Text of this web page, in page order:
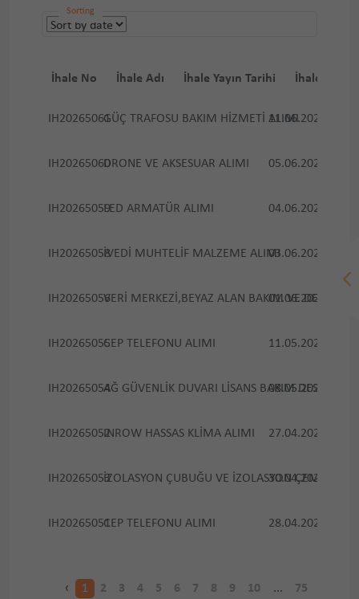
Sorting
İhale No İhale Adı İhale Yayın Tarihi İhale
IH20265061GÜÇ TRAFOSU BAKIM HİZMETİ ALIMI
11.06.2026
IH20265060DRONE VE AKSESUAR ALIMI 05.06.2026
IH20265059LED ARMATÜR ALIMI 04.06.2026
IH20265058İVEDİ MUHTELİF MALZEME ALIMI03.06.2026
IH20265056VERİ MERKEZİ,BEYAZ ALAN BAKIM VE DESTEK
01.06.2026
IH20265055CEP TELEFONU ALIMI 11.05.2026
IH20265054AĞ GÜVENLİK DUVARI LİSANS BAKIM DESTEK
08.05.2026
IH20265052INROW HASSAS KLİMA ALIMI 27.04.2026
IH20265053İZOLASYON ÇUBUĞU VE İZOLASYON ÇEMBERİ
30.04.2026
IH20265051CEP TELEFONU ALIMI 28.04.2026
‹ 1 2 3 4 5 6 7 8 9 10 ... 75